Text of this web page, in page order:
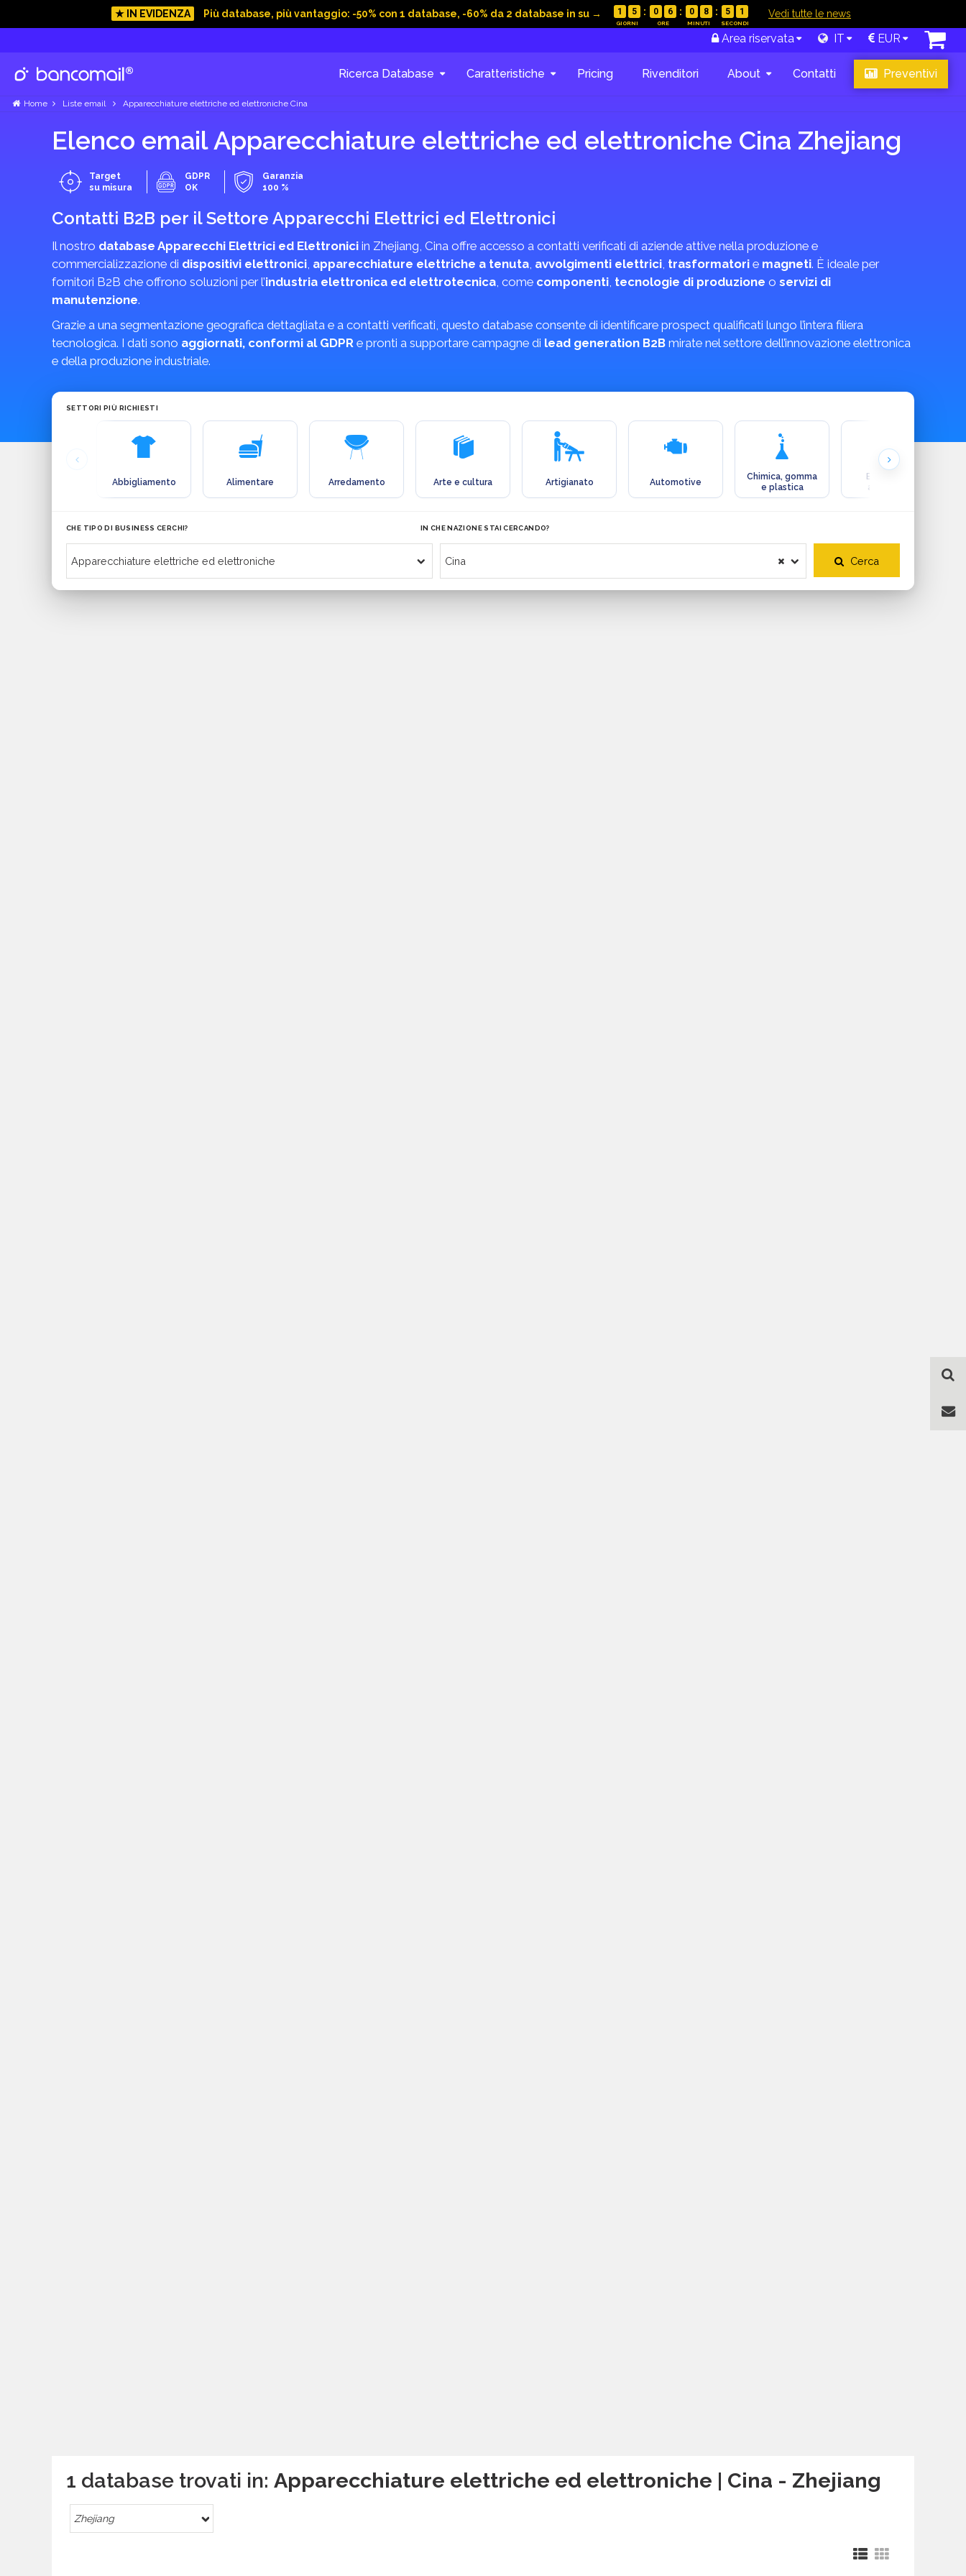
★ IN EVIDENZA Più database, più vantaggio: -50% con 1 database, -60% da 2 database in su → 1 5 0 6 0 8 5 0 Vedi tutte le news
Area riservata IT EUR
Ricerca Database Caratteristiche Pricing Rivenditori About Contatti Preventivi
Home Liste email Apparecchiature elettriche ed elettroniche Cina
Elenco email Apparecchiature elettriche ed elettroniche Cina Zhejiang
Target
su misura
GDPR
OK
Garanzia
100 %
Contatti B2B per il Settore Apparecchi Elettrici ed Elettronici
Il nostro database Apparecchi Elettrici ed Elettronici in Zhejiang, Cina offre accesso a contatti verificati di aziende attive nella produzione e
commercializzazione di dispositivi elettronici, apparecchiature elettriche a tenuta, avvolgimenti elettrici, trasformatori e magneti. È ideale per
fornitori B2B che offrono soluzioni per l’industria elettronica ed elettrotecnica, come componenti, tecnologie di produzione o servizi di
manutenzione.
Grazie a una segmentazione geografica dettagliata e a contatti verificati, questo database consente di identificare prospect qualificati lungo l’intera filiera
tecnologica. I dati sono aggiornati, conformi al GDPR e pronti a supportare campagne di lead generation B2B mirate nel settore dell’innovazione elettronica
e della produzione industriale.
SETTORI PIÙ RICHIESTI
Abbigliamento Alimentare Arredamento Arte e cultura Artigianato Automotive
Chimica, gomma
e plastica
Ecologia e
ambiente
CHE TIPO DI BUSINESS CERCHI? IN CHE NAZIONE STAI CERCANDO?
Cerca
1 database trovati in: Apparecchiature elettriche ed elettroniche | Cina - Zhejiang
Zhejiang